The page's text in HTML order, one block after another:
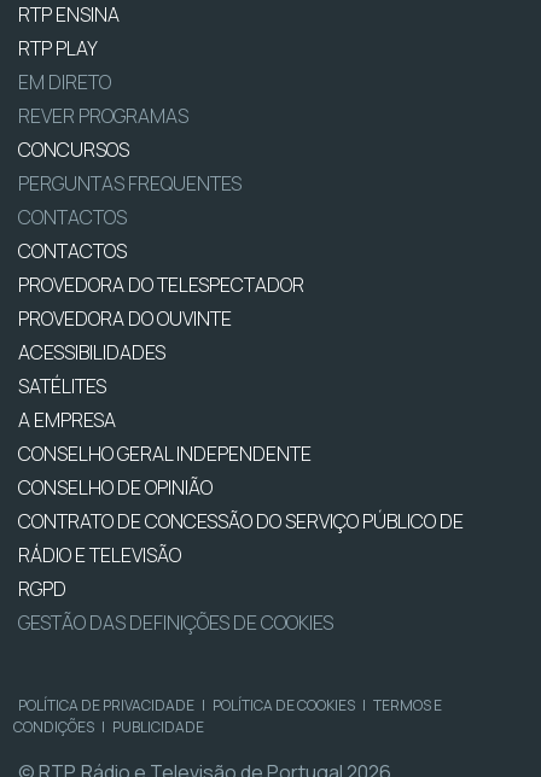
RTP ENSINA
RTP PLAY
EM DIRETO
REVER PROGRAMAS
CONCURSOS
PERGUNTAS FREQUENTES
CONTACTOS
CONTACTOS
PROVEDORA DO TELESPECTADOR
PROVEDORA DO OUVINTE
ACESSIBILIDADES
SATÉLITES
A EMPRESA
CONSELHO GERAL INDEPENDENTE
CONSELHO DE OPINIÃO
CONTRATO DE CONCESSÃO DO SERVIÇO PÚBLICO DE
RÁDIO E TELEVISÃO
RGPD
GESTÃO DAS DEFINIÇÕES DE COOKIES
POLÍTICA DE PRIVACIDADE | POLÍTICA DE COOKIES | TERMOS E
CONDIÇÕES | PUBLICIDADE